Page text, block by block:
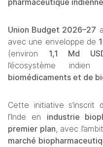
pharmaceutique indienne
Union Budget 2026–27
avec une enveloppe de
(environ 1,1 Md
biomédicaments et de
Cette initiative s’inscrit
l’Inde en industrie
premier plan, avec
marché